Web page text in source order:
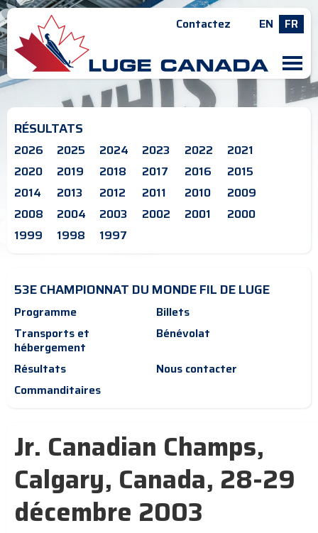
Contactez EN FR
M
RÉSULTATS
2026 2025 2024 2023 2022
2021
2020
2019 2018 2017 2016
2015
2014
2013 2012 2011 2010
2009
2008
2004 2003 2002 2001
2000
1999
1998 1997
53E CHAMPIONNAT DU MONDE FIL DE LUGE
Programme
Billets
Transports et
hébergement
Bénévolat
Résultats
Nous contacter
Commanditaires
Jr. Canadian Champs,
Calgary, Canada, 28-29
décembre 2003